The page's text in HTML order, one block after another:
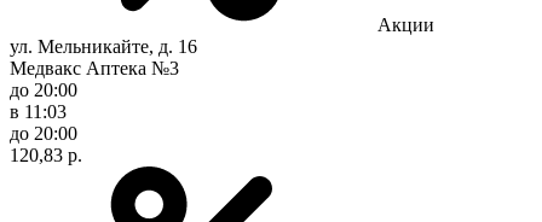
Акции
ул. Мельникайте, д. 16
Медвакс Аптека №3
до 20:00
в 11:03
до 20:00
120,83 р.